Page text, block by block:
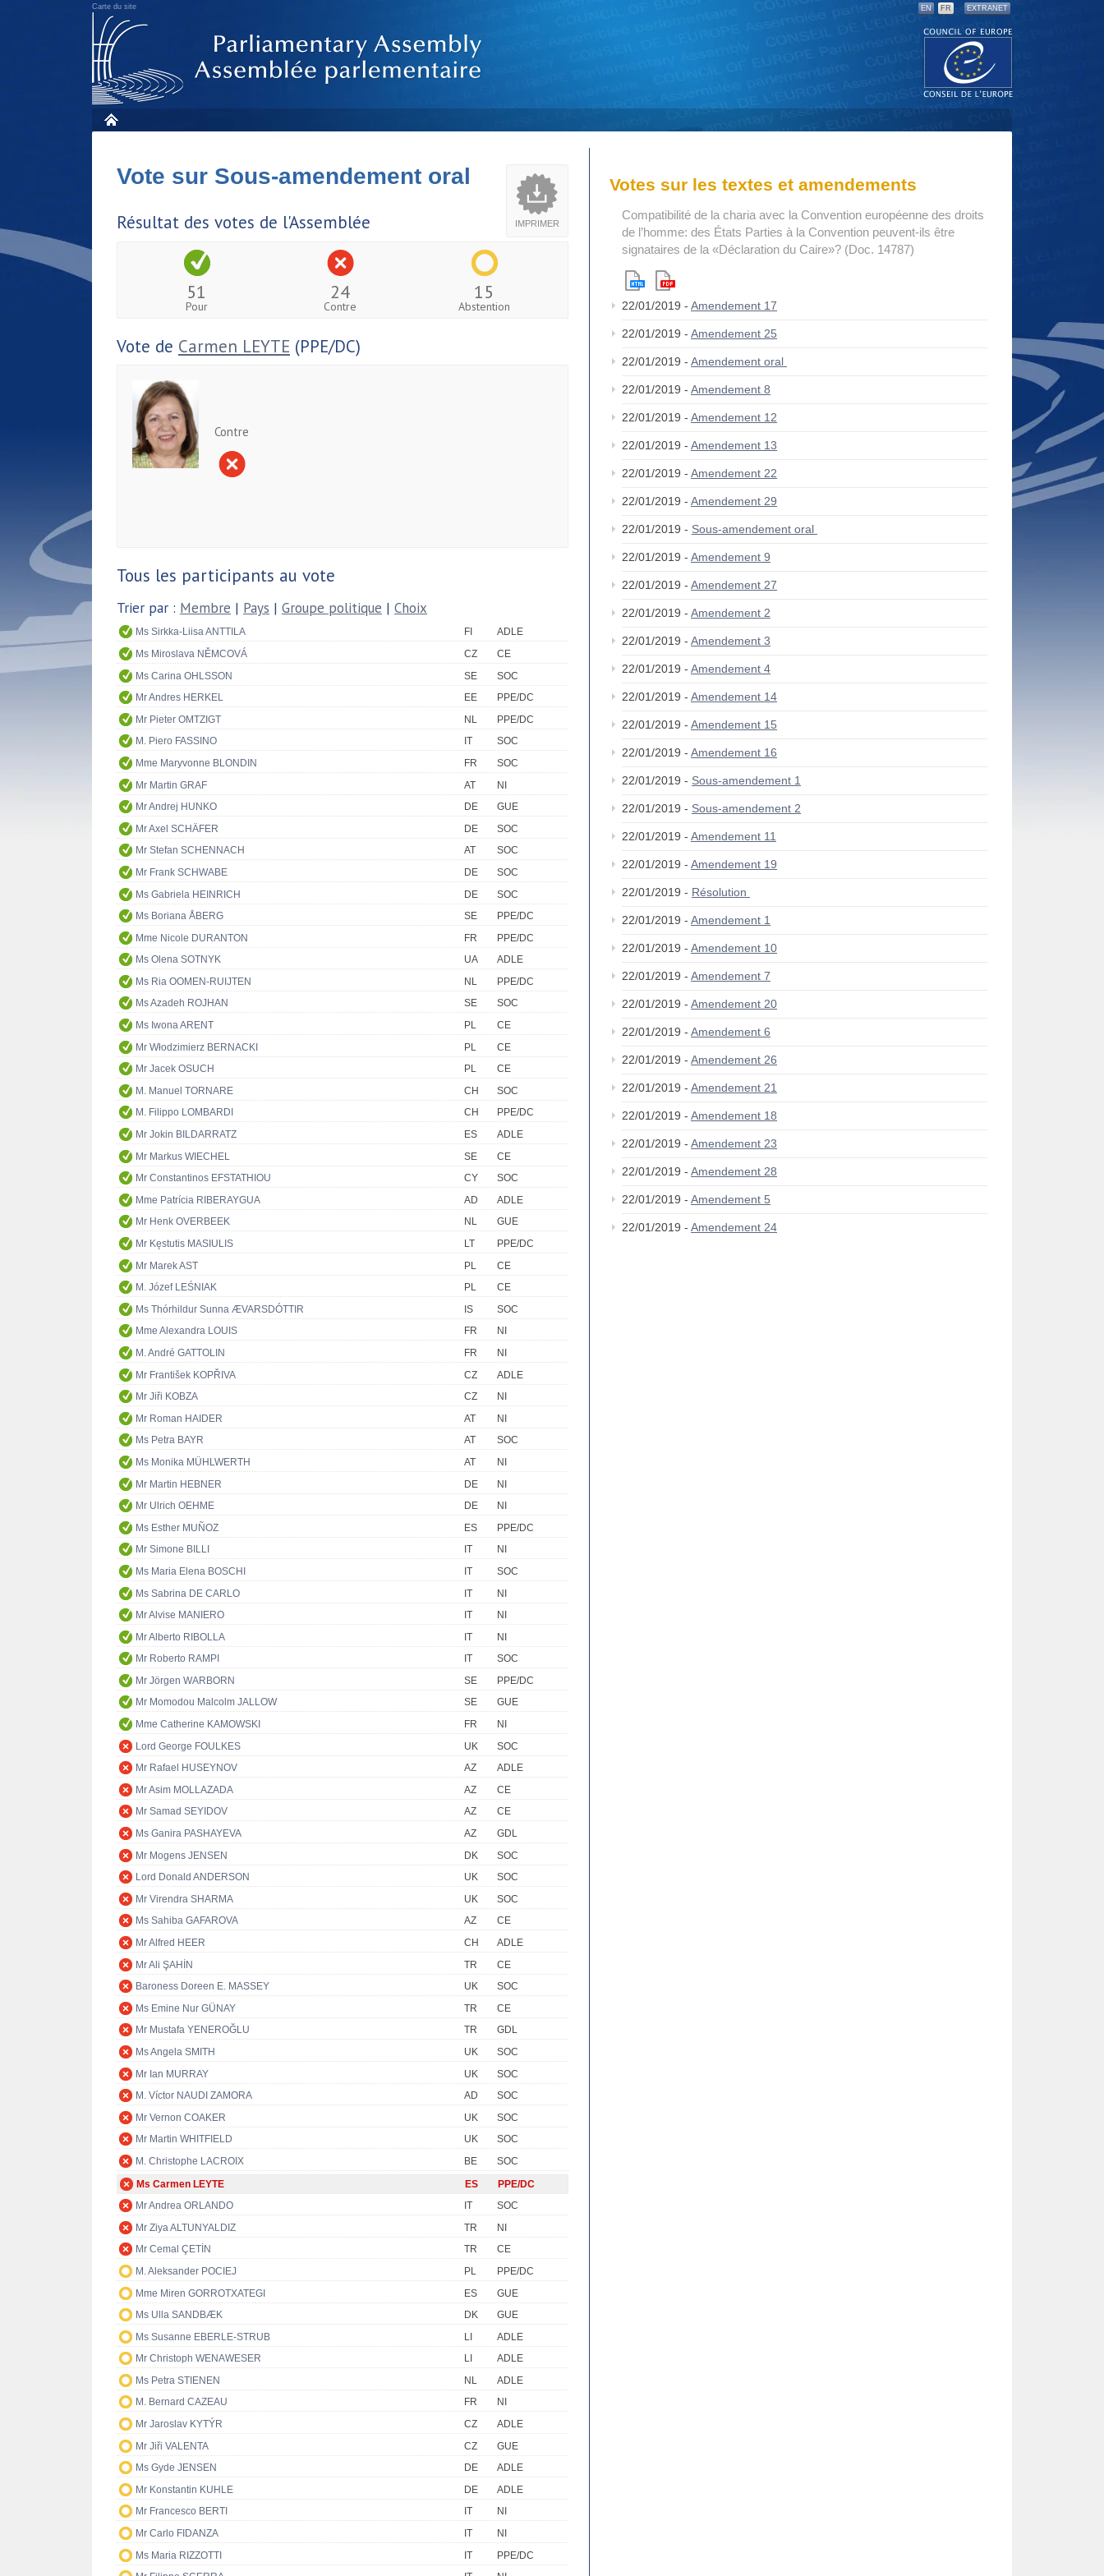
Carte du site EN FR EXTRANET
IMPRIMER
Vote sur Sous-amendement oral
Résultat des votes de l'Assemblée
51
Pour
24
Contre
15
Abstention
Vote de Carmen LEYTE (PPE/DC)
Contre
Tous les participants au vote
Trier par : Membre | Pays | Groupe politique | Choix
Ms Sirkka-Liisa ANTTILA FI
ADLE
Ms Miroslava NĚMCOVÁ
CZ
CE
Ms Carina OHLSSON
SE
SOC
Mr Andres HERKEL
EE
PPE/DC
Mr Pieter OMTZIGT
NL
PPE/DC
M. Piero FASSINO
IT
SOC
Mme Maryvonne BLONDIN
FR
SOC
Mr Martin GRAF
AT
NI
Mr Andrej HUNKO
DE
GUE
Mr Axel SCHÄFER
DE
SOC
Mr Stefan SCHENNACH
AT
SOC
Mr Frank SCHWABE
DE
SOC
Ms Gabriela HEINRICH
DE
SOC
Ms Boriana ÅBERG
SE
PPE/DC
Mme Nicole DURANTON
FR
PPE/DC
Ms Olena SOTNYK
UA
ADLE
Ms Ria OOMEN-RUIJTEN
NL
PPE/DC
Ms Azadeh ROJHAN
SE
SOC
Ms Iwona ARENT
PL
CE
Mr Włodzimierz BERNACKI
PL
CE
Mr Jacek OSUCH
PL
CE
M. Manuel TORNARE
CH
SOC
M. Filippo LOMBARDI
CH
PPE/DC
Mr Jokin BILDARRATZ
ES
ADLE
Mr Markus WIECHEL
SE
CE
Mr Constantinos EFSTATHIOU
CY
SOC
Mme Patrícia RIBERAYGUA
AD
ADLE
Mr Henk OVERBEEK
NL
GUE
Mr Kęstutis MASIULIS
LT
PPE/DC
Mr Marek AST
PL
CE
M. Józef LEŚNIAK
PL
CE
Ms Thórhildur Sunna ÆVARSDÓTTIR
IS
SOC
Mme Alexandra LOUIS
FR
NI
M. André GATTOLIN
FR
NI
Mr František KOPŘIVA
CZ
ADLE
Mr Jiři KOBZA
CZ
NI
Mr Roman HAIDER
AT
NI
Ms Petra BAYR
AT
SOC
Ms Monika MÜHLWERTH
AT
NI
Mr Martin HEBNER
DE
NI
Mr Ulrich OEHME
DE
NI
Ms Esther MUÑOZ
ES
PPE/DC
Mr Simone BILLI
IT
NI
Ms Maria Elena BOSCHI
IT
SOC
Ms Sabrina DE CARLO
IT
NI
Mr Alvise MANIERO
IT
NI
Mr Alberto RIBOLLA
IT
NI
Mr Roberto RAMPI
IT
SOC
Mr Jörgen WARBORN
SE
PPE/DC
Mr Momodou Malcolm JALLOW
SE
GUE
Mme Catherine KAMOWSKI
FR
NI
Lord George FOULKES
UK
SOC
Mr Rafael HUSEYNOV
AZ
ADLE
Mr Asim MOLLAZADA
AZ
CE
Mr Samad SEYIDOV
AZ
CE
Ms Ganira PASHAYEVA
AZ
GDL
Mr Mogens JENSEN
DK
SOC
Lord Donald ANDERSON
UK
SOC
Mr Virendra SHARMA
UK
SOC
Ms Sahiba GAFAROVA
AZ
CE
Mr Alfred HEER
CH
ADLE
Mr Ali ŞAHİN
TR
CE
Baroness Doreen E. MASSEY
UK
SOC
Ms Emine Nur GÜNAY
TR
CE
Mr Mustafa YENEROĞLU
TR
GDL
Ms Angela SMITH
UK
SOC
Mr Ian MURRAY
UK
SOC
M. Víctor NAUDI ZAMORA
AD
SOC
Mr Vernon COAKER
UK
SOC
Mr Martin WHITFIELD
UK
SOC
M. Christophe LACROIX
BE
SOC
Ms Carmen LEYTE
ES
PPE/DC
Mr Andrea ORLANDO
IT
SOC
Mr Ziya ALTUNYALDIZ
TR
NI
Mr Cemal ÇETİN
TR
CE
M. Aleksander POCIEJ
PL
PPE/DC
Mme Miren GORROTXATEGI
ES
GUE
Ms Ulla SANDBÆK
DK
GUE
Ms Susanne EBERLE-STRUB
LI
ADLE
Mr Christoph WENAWESER
LI
ADLE
Ms Petra STIENEN
NL
ADLE
M. Bernard CAZEAU
FR
NI
Mr Jaroslav KYTÝR
CZ
ADLE
Mr Jiři VALENTA
CZ
GUE
Ms Gyde JENSEN
DE
ADLE
Mr Konstantin KUHLE
DE
ADLE
Mr Francesco BERTI
IT
NI
Mr Carlo FIDANZA
IT
NI
Ms Maria RIZZOTTI
IT
PPE/DC
Votes sur les textes et amendements
Compatibilité de la charia avec la Convention européenne des droits
de l’homme: des États Parties à la Convention peuvent-ils être
signataires de la «Déclaration du Caire»? (Doc. 14787)
22/01/2019 - Amendement 17
22/01/2019 - Amendement 25
22/01/2019 - Amendement oral
22/01/2019 - Amendement 8
22/01/2019 - Amendement 12
22/01/2019 - Amendement 13
22/01/2019 - Amendement 22
22/01/2019 - Amendement 29
22/01/2019 - Sous-amendement oral
22/01/2019 - Amendement 9
22/01/2019 - Amendement 27
22/01/2019 - Amendement 2
22/01/2019 - Amendement 3
22/01/2019 - Amendement 4
22/01/2019 - Amendement 14
22/01/2019 - Amendement 15
22/01/2019 - Amendement 16
22/01/2019 - Sous-amendement 1
22/01/2019 - Sous-amendement 2
22/01/2019 - Amendement 11
22/01/2019 - Amendement 19
22/01/2019 - Résolution
22/01/2019 - Amendement 1
22/01/2019 - Amendement 10
22/01/2019 - Amendement 7
22/01/2019 - Amendement 20
22/01/2019 - Amendement 6
22/01/2019 - Amendement 26
22/01/2019 - Amendement 21
22/01/2019 - Amendement 18
22/01/2019 - Amendement 23
22/01/2019 - Amendement 28
22/01/2019 - Amendement 5
22/01/2019 - Amendement 24